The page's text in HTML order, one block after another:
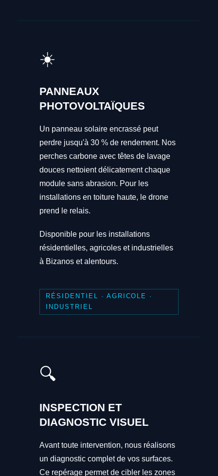
☀️
PANNEAUX
PHOTOVOLTAÏQUES
Un panneau solaire encrassé peut
perdre jusqu'à 30 % de rendement. Nos
perches carbone avec têtes de lavage
douces nettoient délicatement chaque
module sans abrasion. Pour les
installations en toiture haute, le drone
prend le relais.
Disponible pour les installations
résidentielles, agricoles et industrielles
à Bizanos et alentours.
RÉSIDENTIEL · AGRICOLE ·
INDUSTRIEL
🔍
INSPECTION ET
DIAGNOSTIC VISUEL
Avant toute intervention, nous réalisons
un diagnostic complet de vos surfaces.
Ce repérage permet de cibler les zones